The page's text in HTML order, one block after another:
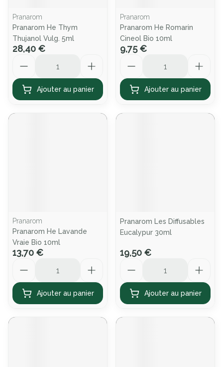
Pranarom
Pranarom He Thym
Thujanol Vulg. 5ml
28,40 €
Ajouter au panier
Pranarom
Pranarom He Romarin
Cineol Bio 10ml
9,75 €
Ajouter au panier
Pranarom
Pranarom He Lavande
Vraie Bio 10ml
13,70 €
Ajouter au panier
Pranarom Les Diffusables
Eucalypur 30ml
19,50 €
Ajouter au panier